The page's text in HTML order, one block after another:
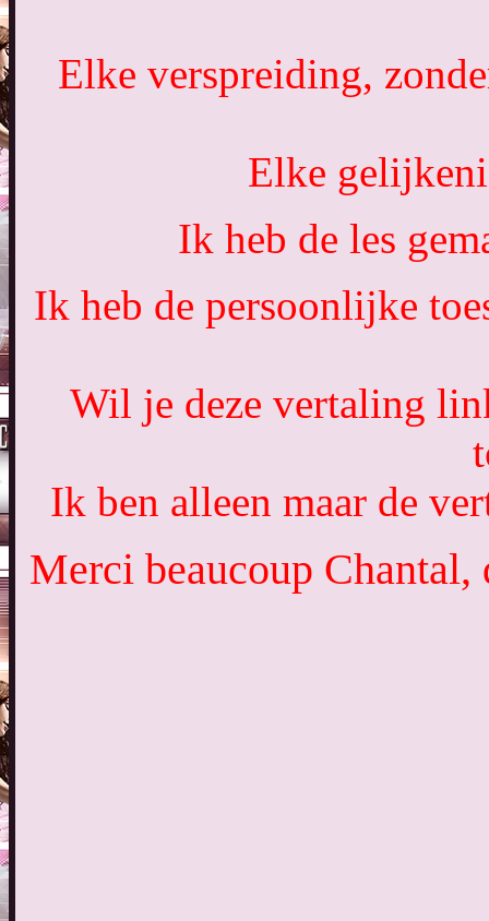
Elke verspreiding,
Elke
Ik heb de les
Ik heb de persoonlijke
Wil je deze vertaling
Ik ben alleen maar de
Merci beaucoup